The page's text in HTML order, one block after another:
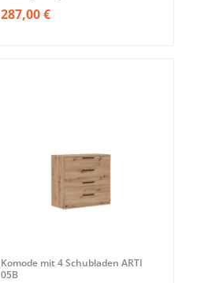
287,00 €
Komode mit 4 Schubladen ARTI
05B